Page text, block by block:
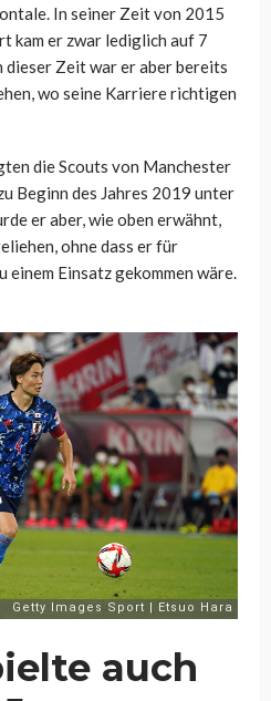
In seiner Zeit von 2015
kam er zwar lediglich auf 7
dieser Zeit war er aber bereits
wo seine Karriere richtigen
die Scouts von Manchester
Beginn des Jahres 2019 unter
er aber, wie oben erwähnt,
ohne dass er für
Einsatz gekommen wäre.
auch